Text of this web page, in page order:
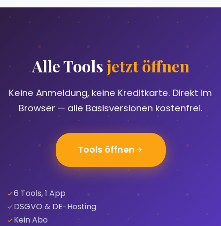
Alle Tools jetzt öffnen
Keine Anmeldung, keine Kreditkarte. Direkt im
Browser — alle Basisversionen kostenfrei.
Tools öffnen
6 Tools, 1 App
DSGVO & DE-Hosting
Kein Abo